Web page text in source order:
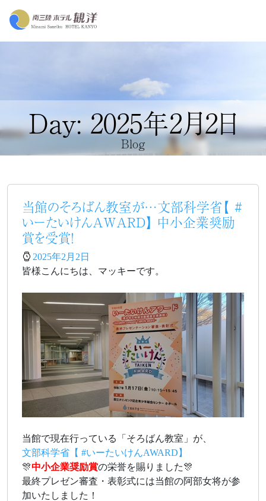
Day: 2025年2月2日
Blog
当館のそろばん教室が…文部科学省【 #
いーたいけんAWARD】 中小企業奨励
賞を受賞！
2025年2月2日
皆様こんにちは、マッキーです。
当館で現在行っている「そろばん教室」が、
文部科学省【 #いーたいけんAWARD】
🎊中小企業奨励賞の栄誉を賜りました🎊
最終プレゼン審査・表彰式には当館の阿部女将が参
加いたしました！